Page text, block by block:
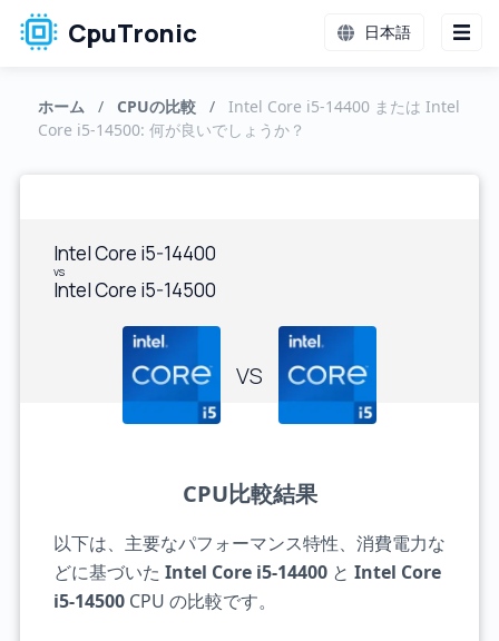
CpuTronic 日本語
ホーム / CPUの比較 /
Intel Core i5-14400 または Intel
Core i5-14500: 何が良いでしょうか？
Intel Core i5-14400
vs
Intel Core i5-14500
VS
CPU比較結果
以下は、主要なパフォーマンス特性、消費電力な
どに基づいた Intel Core i5-14400と Intel Core
i5-14500CPU の比較です。